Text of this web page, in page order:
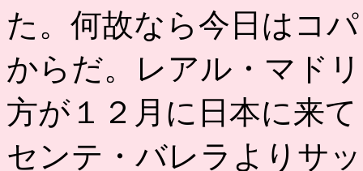
た。何故なら今日はコ
からだ。レアル・マド
方が１２月に日本に来
センテ・バレラよりサ